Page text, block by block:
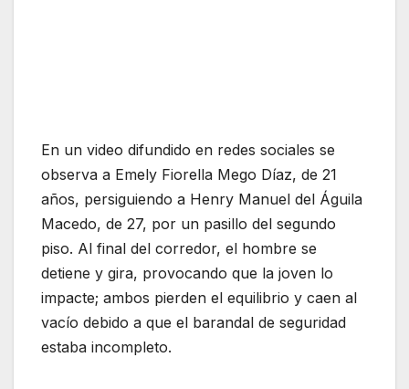
En un video difundido en redes sociales se
observa a Emely Fiorella Mego Díaz, de 21
años, persiguiendo a Henry Manuel del Águila
Macedo, de 27, por un pasillo del segundo
piso. Al final del corredor, el hombre se
detiene y gira, provocando que la joven lo
impacte; ambos pierden el equilibrio y caen al
vacío debido a que el barandal de seguridad
estaba incompleto.